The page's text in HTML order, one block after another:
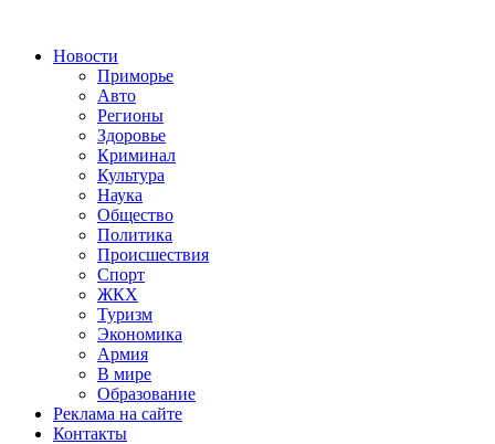
Новости
Приморье
Авто
Регионы
Здоровье
Криминал
Культура
Наука
Общество
Политика
Происшествия
Спорт
ЖКХ
Туризм
Экономика
Армия
В мире
Образование
Реклама на сайте
Контакты